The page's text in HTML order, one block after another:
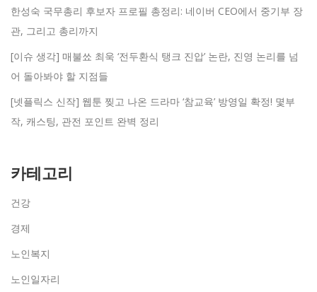
한성숙 국무총리 후보자 프로필 총정리: 네이버 CEO에서 중기부 장
관, 그리고 총리까지
[이슈 생각] 매불쑈 최욱 ‘전두환식 탱크 진압’ 논란, 진영 논리를 넘
어 돌아봐야 할 지점들
[넷플릭스 신작] 웹툰 찢고 나온 드라마 ‘참교육’ 방영일 확정! 몇부
작, 캐스팅, 관전 포인트 완벽 정리
카테고리
건강
경제
노인복지
노인일자리